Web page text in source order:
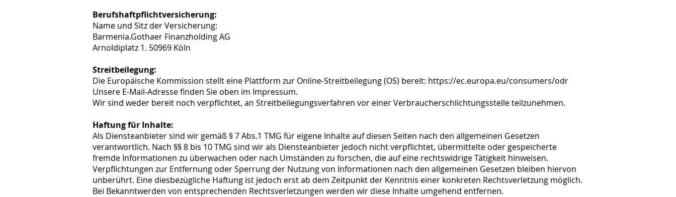
Berufshaftpflichtversicherung:
Name und Sitz der Versicherung:
Barmenia.Gothaer Finanzholding AG
Arnoldiplatz 1. 50969 Köln
Streitbeilegung:
Die Europäische Kommission stellt eine Plattform zur Online-Streitbeilegung (OS) bereit: https://ec.europa.eu/consumers/odr
Unsere E-Mail-Adresse finden Sie oben im Impressum.
Wir sind weder bereit noch verpflichtet, an Streitbeilegungsverfahren vor einer Verbraucherschlichtungsstelle teilzunehmen.
Haftung für Inhalte:
Als Diensteanbieter sind wir gemäß § 7 Abs.1 TMG für eigene Inhalte auf diesen Seiten nach den allgemeinen Gesetzen
verantwortlich. Nach §§ 8 bis 10 TMG sind wir als Diensteanbieter jedoch nicht verpflichtet, übermittelte oder gespeicherte
fremde Informationen zu überwachen oder nach Umständen zu forschen, die auf eine rechtswidrige Tätigkeit hinweisen.
Verpflichtungen zur Entfernung oder Sperrung der Nutzung von Informationen nach den allgemeinen Gesetzen bleiben hiervon
unberührt. Eine diesbezügliche Haftung ist jedoch erst ab dem Zeitpunkt der Kenntnis einer konkreten Rechtsverletzung möglich.
Bei Bekanntwerden von entsprechenden Rechtsverletzungen werden wir diese Inhalte umgehend entfernen.